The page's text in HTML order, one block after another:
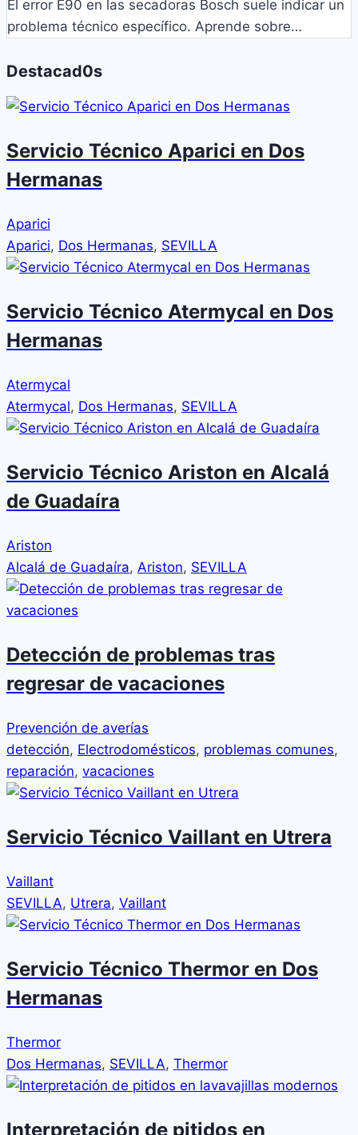
El error E90 en las secadoras Bosch suele indicar un
problema técnico específico. Aprende sobre…
Destacad0s
Servicio Técnico Aparici en Dos
Hermanas
Aparici
Aparici, Dos Hermanas, SEVILLA
Servicio Técnico Atermycal en Dos
Hermanas
Atermycal
Atermycal, Dos Hermanas, SEVILLA
Servicio Técnico Ariston en Alcalá
de Guadaíra
Ariston
Alcalá de Guadaíra, Ariston, SEVILLA
Detección de problemas tras
regresar de vacaciones
Prevención de averías
detección, Electrodomésticos, problemas comunes,
reparación, vacaciones
Servicio Técnico Vaillant en Utrera
Vaillant
SEVILLA, Utrera, Vaillant
Servicio Técnico Thermor en Dos
Hermanas
Thermor
Dos Hermanas, SEVILLA, Thermor
Interpretación de pitidos en